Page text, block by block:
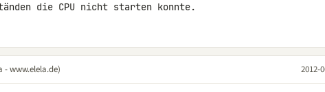
die CPU nicht starten konnte.
- www.elela.de) 2012-